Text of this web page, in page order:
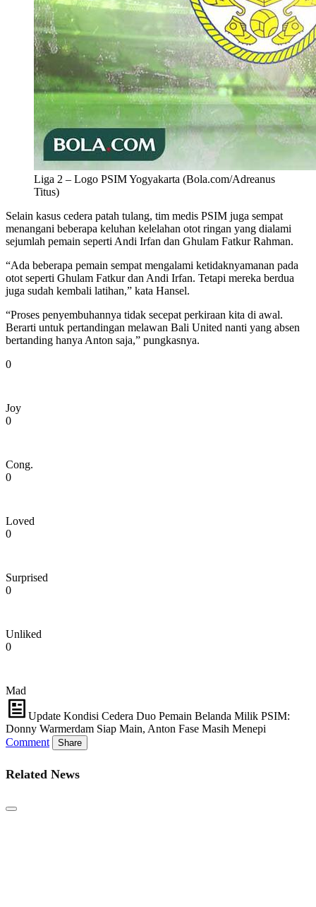
Liga 2 – Logo PSIM Yogyakarta (Bola.com/Adreanus
Titus)
Selain kasus cedera patah tulang, tim medis PSIM juga sempat
menangani beberapa keluhan kelelahan otot ringan yang dialami
sejumlah pemain seperti Andi Irfan dan Ghulam Fatkur Rahman.
“Ada beberapa pemain sempat mengalami ketidaknyamanan pada
otot seperti Ghulam Fatkur dan Andi Irfan. Tetapi mereka berdua
juga sudah kembali latihan,” kata Hansel.
“Proses penyembuhannya tidak secepat perkiraan kita di awal.
Berarti untuk pertandingan melawan Bali United nanti yang absen
bertanding hanya Anton saja,” pungkasnya.
0
Joy
0
Cong.
0
Loved
0
Surprised
0
Unliked
0
Mad
Update Kondisi Cedera Duo Pemain Belanda Milik PSIM:
Donny Warmerdam Siap Main, Anton Fase Masih Menepi
Comment
Share
Related News